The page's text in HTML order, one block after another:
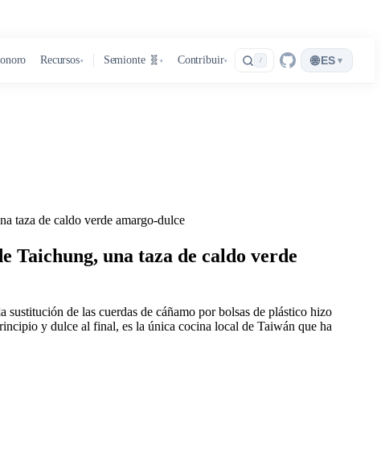
Recursos▾ Semionte 🧬 ▾ Contribuir▾ / 🌐 ES ▾
taza de caldo verde amargo‑dulce
Taichung, una taza de caldo verde
de las cuerdas de cáñamo por bolsas de plástico hizo
y dulce al final, es la única cocina local de Taiwán que ha